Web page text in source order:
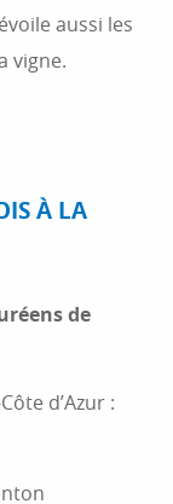
aussi les
vigne.
À LA
de
d’Azur :